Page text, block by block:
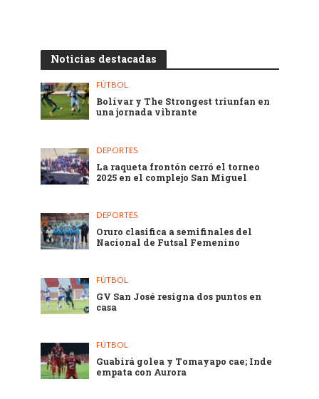
Noticias destacadas
FÚTBOL
Bolívar y The Strongest triunfan en
una jornada vibrante
DEPORTES
La raqueta frontón cerró el torneo
2025 en el complejo San Miguel
DEPORTES
Oruro clasifica a semifinales del
Nacional de Futsal Femenino
FÚTBOL
GV San José resigna dos puntos en
casa
FÚTBOL
Guabirá golea y Tomayapo cae; Inde
empata con Aurora